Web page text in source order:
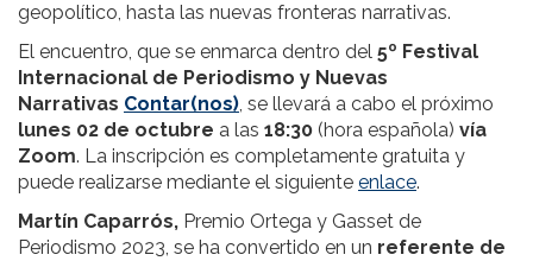
geopolítico, hasta las nuevas fronteras narrativas.
El encuentro, que se enmarca dentro del 5º Festival
Internacional de Periodismo y Nuevas
Narrativas Contar(nos), se llevará a cabo el próximo
lunes 02 de octubre a las 18:30 (hora española) vía
Zoom. La inscripción es completamente gratuita y
puede realizarse mediante el siguiente enlace.
Martín Caparrós, Premio Ortega y Gasset de
Periodismo 2023, se ha convertido en un referente de